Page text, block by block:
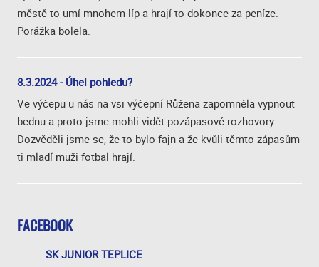
FACEBOOK
SK JUNIOR TEPLICE
městě to umí mnohem líp a hrají to dokonce za peníze.
Porážka bolela.
8.3.2024 - Úhel pohledu?
Ve výčepu u nás na vsi výčepní Růžena zapomněla vypnout
bednu a proto jsme mohli vidět pozápasové rozhovory.
Dozvěděli jsme se, že to bylo fajn a že kvůli těmto zápasům
ti mladí muži fotbal hrají.